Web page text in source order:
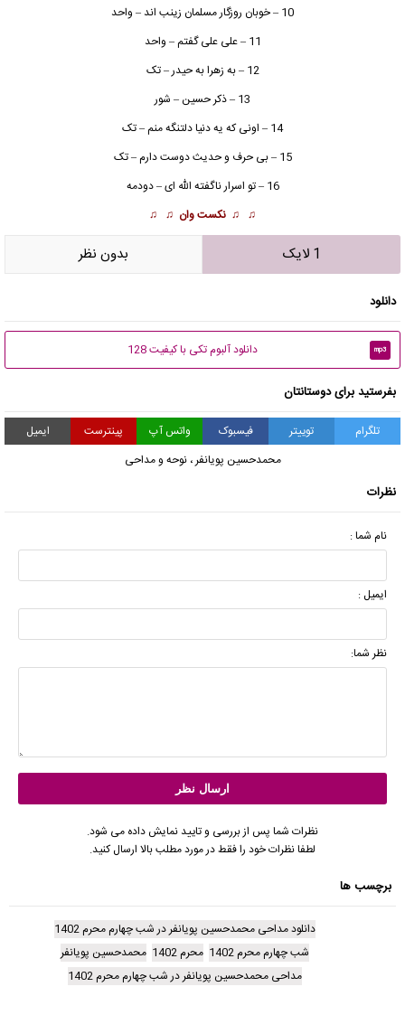
10 – خوبان روزگار مسلمان زینب اند – واحد
11 – علی علی گفتم – واحد
12 – به زهرا به حیدر – تک
13 – ذکر حسین – شور
14 – اونی که یه دنیا دلتنگه منم – تک
15 – بی حرف و حدیث دوست دارم – تک
16 – تو اسرار ناگفته الله ای – دودمه
♫ ♫ نکست وان ♫ ♫
1 لایک بدون نظر
دانلود
mp3 دانلود آلبوم تکی با کیفیت 128
بفرستید برای دوستانتان
تلگرام توییتر فیسبوک واتس آپ پینترست
ایمیل
محمدحسین پویانفر ،نوحه و مداحی
نظرات
نام شما :
ایمیل :
نظر شما:
نظرات شما پس از بررسی و تایید نمایش داده می شود.
لطفا نظرات خود را فقط در مورد مطلب بالا ارسال کنید.
برچسب ها
دانلود مداحی محمدحسین پویانفر در شب چهارم محرم 1402
شب چهارم محرم 1402
محرم 1402
محمدحسین پویانفر
مداحی محمدحسین پویانفر در شب چهارم محرم 1402